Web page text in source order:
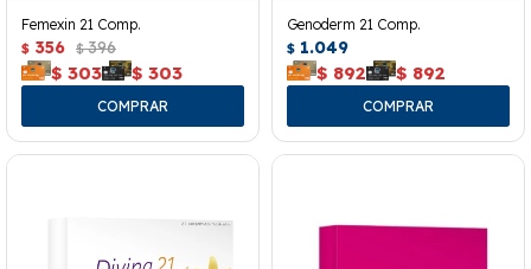
Femexin 21 Comp.
$ 356 $ 396
$ 303 $ 303
Genoderm 21 Comp.
$ 1.049
$ 892 $ 892